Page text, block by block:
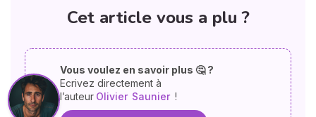
Cet article vous a plu ?
Vous voulez en savoir plus 🤔 ?
Ecrivez directement à
l’auteur Olivier Saunier !